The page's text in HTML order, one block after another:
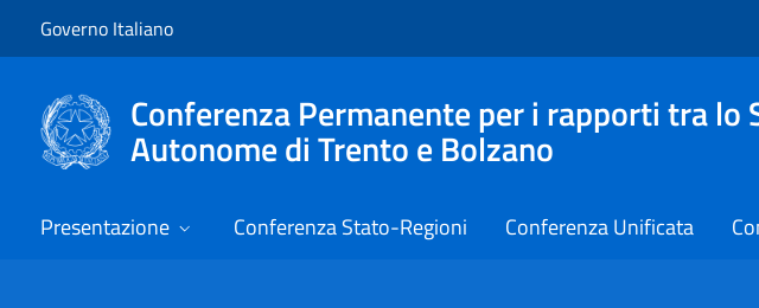
Governo Italiano
Conferenza Permanente per i rapporti tra lo
Autonome di Trento e Bolzano
Presentazione Conferenza Stato-Regioni Conferenza Unificata